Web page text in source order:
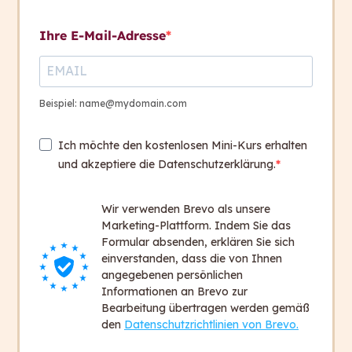
Übersetzung eines Textes
7. Hausübung
Session 8, 18./19.
November 2025
5
Kontakt
+ 43 316 393 449
Headquarter
Heinrichstraße 145
Newsletter
Bleiben Sie auf dem Laufenden!
Zum Newsletter anmelden
Ihre E-Mail-Adresse
Beispiel: name@mydomain.com
Ich möchte den kostenlosen Mini-Kurs erhalten
und akzeptiere die Datenschutzerklärung.
Wir verwenden Brevo als unsere
Marketing-Plattform. Indem Sie das
Formular absenden, erklären Sie sich
einverstanden, dass die von Ihnen
angegebenen persönlichen
Informationen an Brevo zur
Bearbeitung übertragen werden gemäß
den Datenschutzrichtlinien von Brevo.